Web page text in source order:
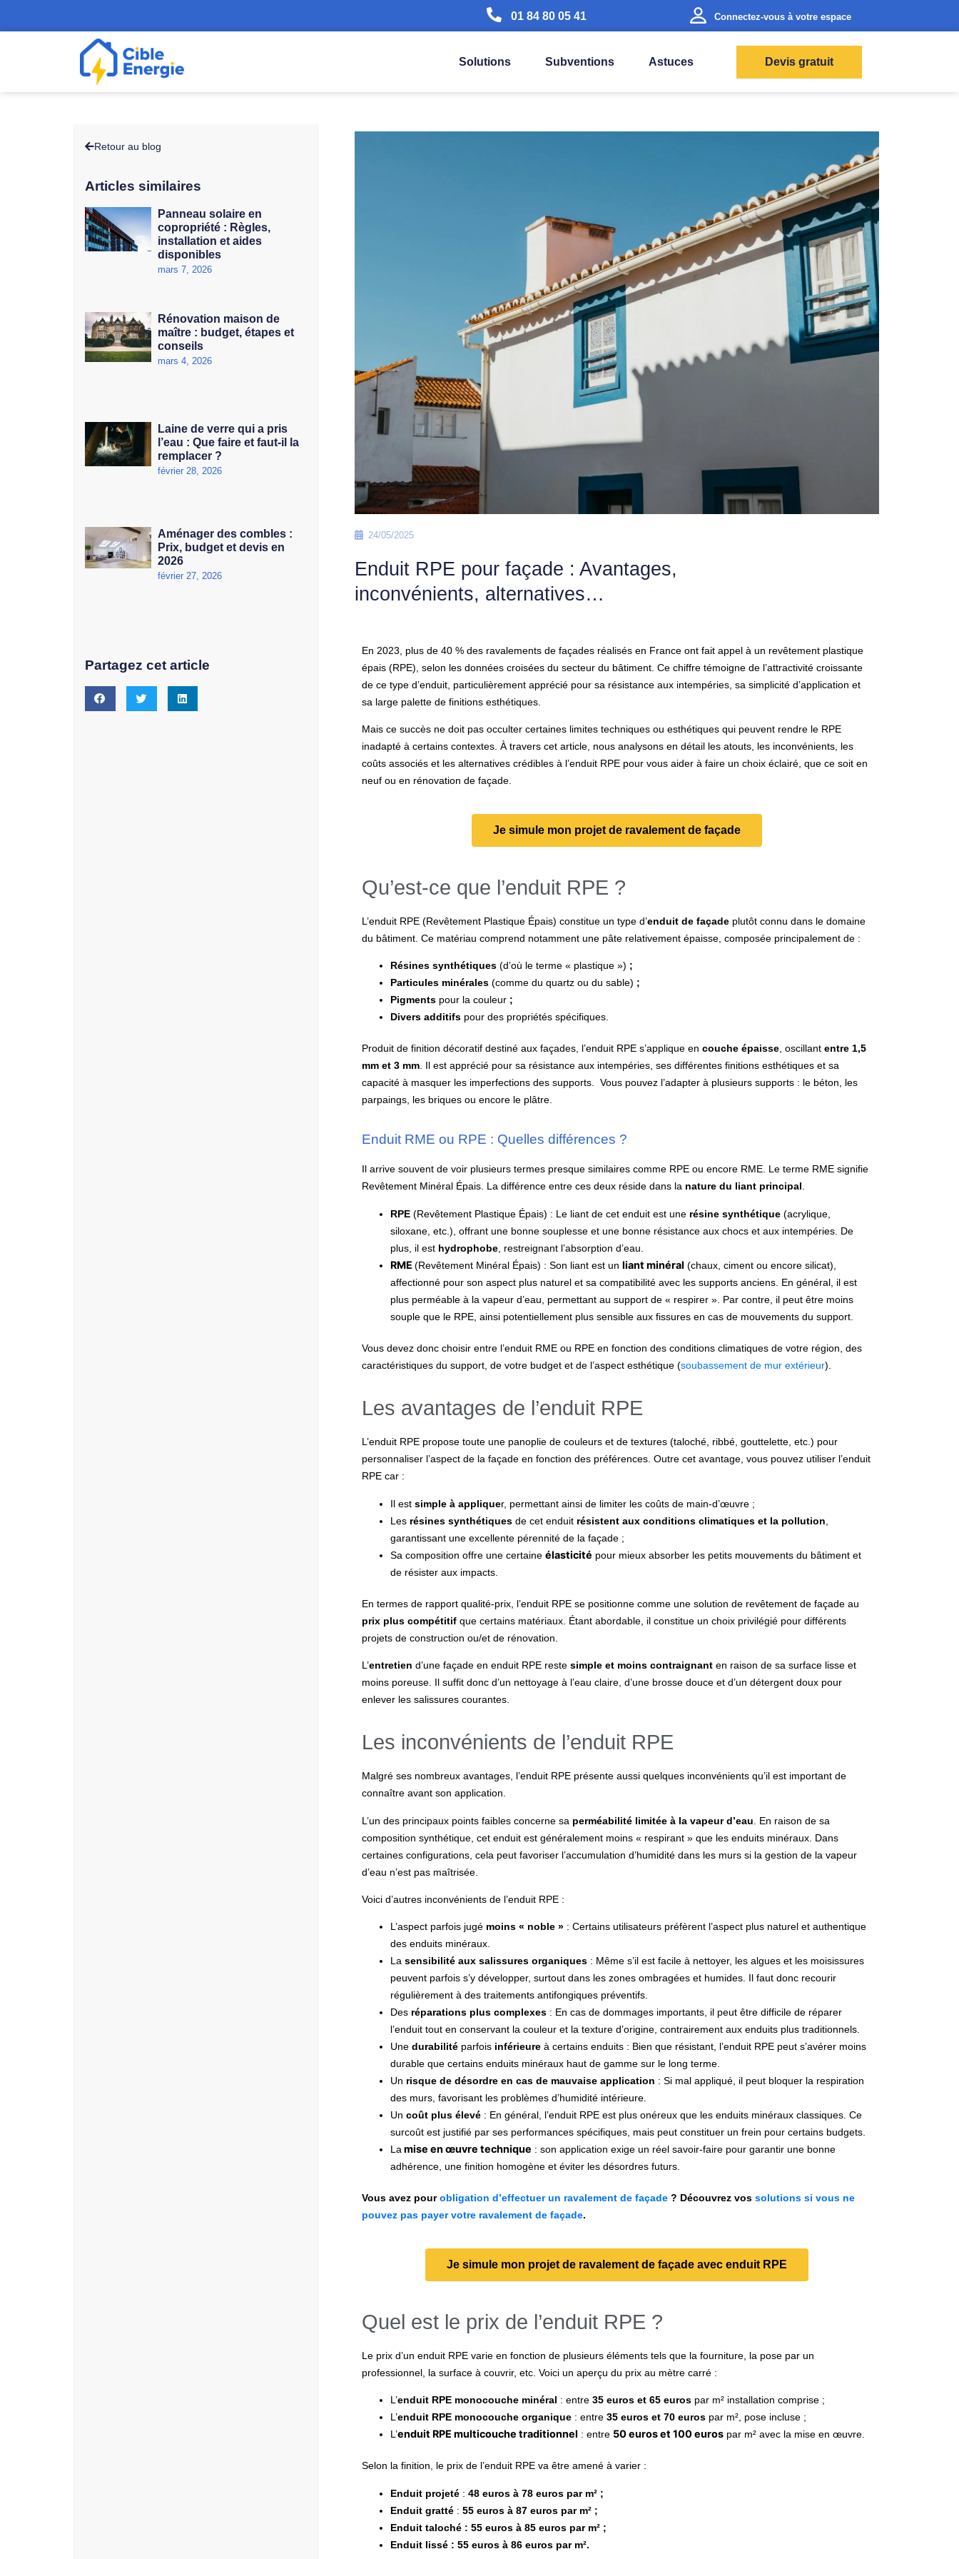
01 84 80 05 41 Connectez-vous à votre espace
Solutions Subventions Astuces Devis gratuit
Retour au blog
Articles similaires
Panneau solaire en
copropriété : Règles,
installation et aides
disponibles
mars 7, 2026
Rénovation maison de
maître : budget, étapes et
conseils
mars 4, 2026
Laine de verre qui a pris
l’eau : Que faire et faut-il la
remplacer ?
février 28, 2026
Aménager des combles :
Prix, budget et devis en
2026
février 27, 2026
Partagez cet article
24/05/2025
Enduit RPE pour façade : Avantages,
inconvénients, alternatives…
En 2023, plus de 40 % des ravalements de façades réalisés en France ont fait appel à un revêtement plastique
épais (RPE), selon les données croisées du secteur du bâtiment. Ce chiffre témoigne de l’attractivité croissante
de ce type d’enduit, particulièrement apprécié pour sa résistance aux intempéries, sa simplicité d’application et
sa large palette de finitions esthétiques.
Mais ce succès ne doit pas occulter certaines limites techniques ou esthétiques qui peuvent rendre le RPE
inadapté à certains contextes. À travers cet article, nous analysons en détail les atouts, les inconvénients, les
coûts associés et les alternatives crédibles à l’enduit RPE pour vous aider à faire un choix éclairé, que ce soit en
neuf ou en rénovation de façade.
Je simule mon projet de ravalement de façade
Qu’est-ce que l’enduit RPE ?
L’enduit RPE (Revêtement Plastique Épais) constitue un type d’enduit de façadeplutôt connu dans le domaine
du bâtiment. Ce matériau comprend notamment une pâte relativement épaisse, composée principalement de :
Résines synthétiques (d’où le terme « plastique ») ;
Particules minérales (comme du quartz ou du sable) ;
Pigments pour la couleur;
Divers additifs pour des propriétés spécifiques.
Produit de finition décoratif destiné aux façades, l’enduit RPE s’applique en couche épaisse, oscillant entre 1,5
mm et 3 mm. Il est apprécié pour sa résistance aux intempéries, ses différentes finitions esthétiques et sa
capacité à masquer les imperfections des supports. Vous pouvez l’adapter à plusieurs supports : le béton, les
parpaings, les briques ou encore le plâtre.
Enduit RME ou RPE : Quelles différences ?
Il arrive souvent de voir plusieurs termes presque similaires comme RPE ou encore RME. Le terme RME signifie
Revêtement Minéral Épais. La différence entre ces deux réside dans la nature du liant principal.
RPE (Revêtement Plastique Épais) : Le liant de cet enduit est une résine synthétique(acrylique,
siloxane, etc.), offrant une bonne souplesse et une bonne résistance aux chocs et aux intempéries. De
plus, il est hydrophobe, restreignant l’absorption d’eau.
RME (Revêtement Minéral Épais) : Son liant est un liant minéral (chaux, ciment ou encore silicat),
affectionné pour son aspect plus naturel et sa compatibilité avec les supports anciens. En général, il est
plus perméable à la vapeur d’eau, permettant au support de « respirer ». Par contre, il peut être moins
souple que le RPE, ainsi potentiellement plus sensible aux fissures en cas de mouvements du support.
Vous devez donc choisir entre l’enduit RME ou RPE en fonction des conditions climatiques de votre région, des
caractéristiques du support, de votre budget et de l’aspect esthétique (soubassement de mur extérieur).
Les avantages de l’enduit RPE
L’enduit RPE propose toute une panoplie de couleurs et de textures (taloché, ribbé, gouttelette, etc.) pour
personnaliser l’aspect de la façade en fonction des préférences. Outre cet avantage, vous pouvez utiliser l’enduit
RPE car :
Il est simple à appliquer, permettant ainsi de limiter les coûts de main-d’œuvre ;
Les résines synthétiquesde cet enduit résistent aux conditions climatiques et la pollution
garantissant une excellente pérennité de la façade ;
Sa composition offre une certaine élasticité pour mieux absorber les petits mouvements du bâtiment et
de résister aux impacts.
En termes de rapport qualité-prix, l’enduit RPE se positionne comme une solution de revêtement de façade au
prix plus compétitifque certains matériaux. Étant abordable, il constitue un choix privilégié pour différents
projets de construction ou/et de rénovation.
L’entretien d’une façade en enduit RPE reste simple et moins contraignanten raison de sa surface lisse et
moins poreuse. Il suffit donc d’un nettoyage à l’eau claire, d’une brosse douce et d’un détergent doux pour
enlever les salissures courantes.
Les inconvénients de l’enduit RPE
Malgré ses nombreux avantages, l’enduit RPEprésente aussi quelques inconvénients qu’il est important de
connaître avant son application.
L’un des principaux points faibles concerne sa perméabilité limitée à la vapeur d’eau . En raison de sa
composition synthétique, cet enduit est généralement moins « respirant » que les enduits minéraux. Dans
certaines configurations, cela peut favoriser l’accumulation d’humidité dans les murs si la gestion de la vapeur
d’eau n’est pas maîtrisée.
Voici d’autres inconvénients de l’enduit RPE:
L’aspect parfois jugémoins « noble »: Certains utilisateurs préfèrent l’aspect plus naturel et authentique
des enduits minéraux.
Lasensibilité aux salissures organiques: Même s’il est facile à nettoyer, les algues et les moisissures
peuvent parfois s’y développer, surtout dans les zones ombragées et humides. Il faut donc recourir
régulièrement à des traitements antifongiques préventifs.
Desréparations plus complexes: En cas de dommages importants, il peut être difficile de réparer
l’enduit tout en conservant la couleur et la texture d’origine, contrairement aux enduits plus traditionnels.
Unedurabilité parfoisinférieure à certains enduits : Bien que résistant, l’enduit RPE peut s’avérer moins
durable que certains enduits minéraux haut de gamme sur le long terme.
Un risque de désordre en cas de mauvaise application : Si mal appliqué, il peut bloquer la respiration
des murs, favorisant les problèmes d’humidité intérieure.
Un coût plus élevé: En général, l’enduit RPE est plus onéreux que les enduits minéraux classiques. Ce
surcoût est justifié par ses performances spécifiques, mais peut constituer un frein pour certains budgets.
Lamise en œuvre technique : son application exige un réel savoir-faire pour garantir une bonne
adhérence, une finition homogène et éviter les désordres futurs.
Vous avez pourobligation d’effectuer un ravalement de façade? Découvrez vos solutions si vous ne
pouvez pas payer votre ravalement de façade.
Je simule mon projet de ravalement de façade avec enduit RPE
Quel est le prix de l’enduit RPE ?
Le prix d’un enduit RPE varie en fonction de plusieurs éléments tels que la fourniture, la pose par un
professionnel, la surface à couvrir, etc. Voici un aperçu du prix au mètre carré :
L’enduit RPE monocouche minéral : entre 35 euros et 65 eurospar m² installation comprise ;
L’enduit RPE monocouche organique: entre 35 euros et 70 eurospar m², pose incluse ;
L’enduit RPE multicouche traditionnel : entre 50 euros et 100 eurospar m² avec la mise en œuvre.
Selon la finition, le prix de l’enduit RPEva être amené à varier :
Enduit projeté : 48 euros à 78 euros par m² ;
Enduit gratté : 55 euros à 87 euros par m² ;
Enduit taloché : 55 euros à 85 euros par m² ;
Enduit lissé : 55 euros à 86 euros par m².